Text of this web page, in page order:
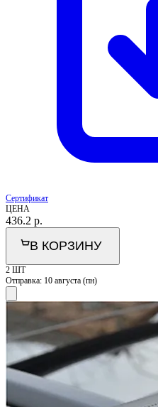
Сертификат
ЦЕНА
436.2 р.
В КОРЗИНУ
2 ШТ
Отправка: 10 августа (пн)